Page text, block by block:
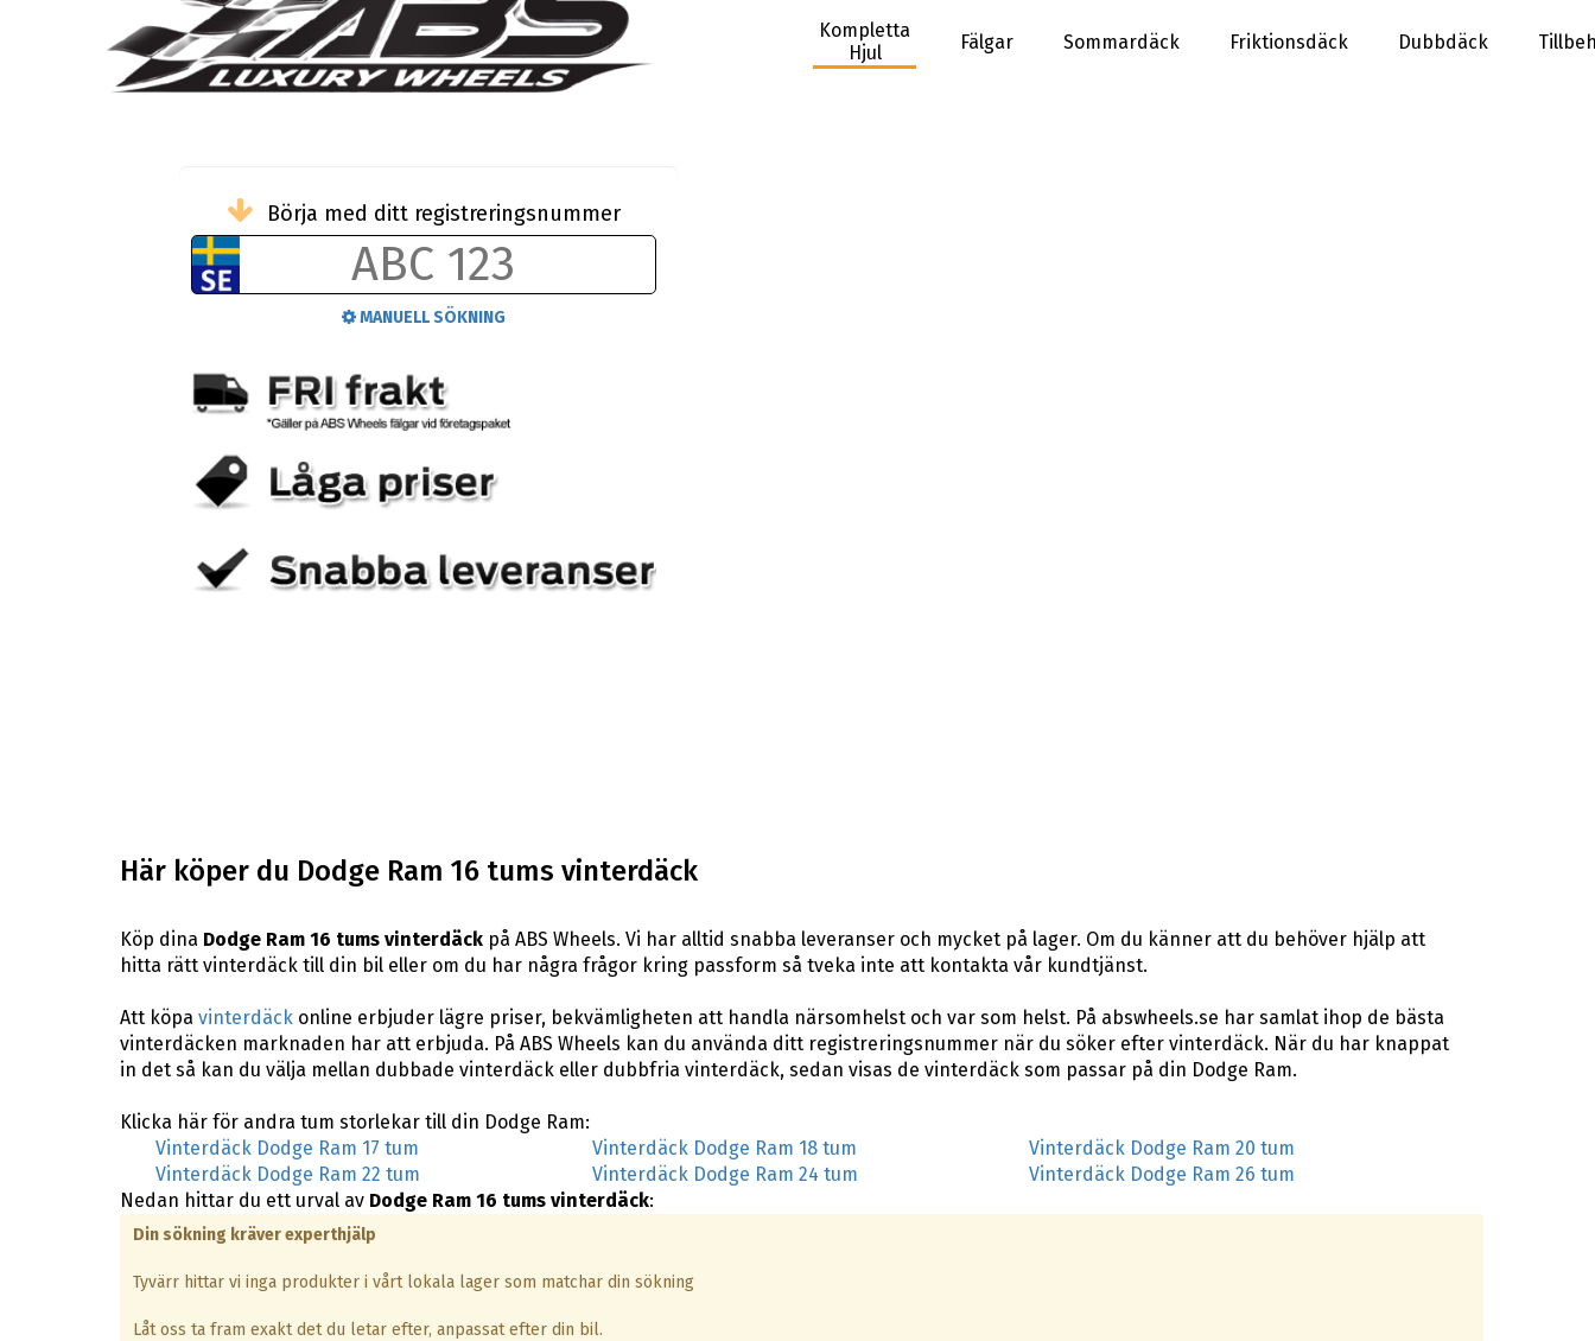
Kompletta
Hjul
Fälgar Sommardäck Friktionsdäck Dubbdäck
Börja med ditt registreringsnummer
MANUELL SÖKNING
Här köper du Dodge Ram 16 tums vinterdäck
Köp dina Dodge Ram 16 tums vinterdäckpå ABS Wheels. Vi har alltid snabba leveranser och mycket på lager. Om du känner att du behöver hjälp att
hitta rätt vinterdäck till din bil eller om du har några frågor kring passform så tveka inte att kontakta vår kundtjänst.
Att köpa vinterdäckonline erbjuder lägre priser, bekvämligheten att handla närsomhelst och var som helst. På abswheels.se har samlat ihop de bästa
vinterdäcken marknaden har att erbjuda. På ABS Wheels kan du använda ditt registreringsnummer när du söker efter vinterdäck. När du har knappat
in det så kan du välja mellan dubbade vinterdäck eller dubbfria vinterdäck, sedan visas de vinterdäck som passar på din Dodge Ram.
Klicka här för andra tum storlekar till din Dodge Ram:
Vinterdäck Dodge Ram 17 tum
Vinterdäck Dodge Ram 18 tum
Vinterdäck Dodge Ram 20 tum
Vinterdäck Dodge Ram 22 tum
Vinterdäck Dodge Ram 24 tum
Vinterdäck Dodge Ram 26 tum
Nedan hittar du ett urval av Dodge Ram 16 tums vinterdäck:
Din sökning kräver experthjälp
Tyvärr hittar vi inga produkter i vårt lokala lager som matchar din sökning
Låt oss ta fram exakt det du letar efter, anpassat efter din bil.